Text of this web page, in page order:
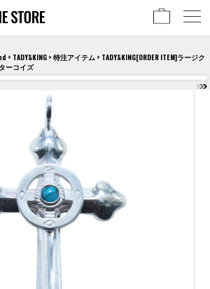
> TADY&KING > 特注アイテム > TADY&KING[ORDER ITEM]ラージク
ーコイズ